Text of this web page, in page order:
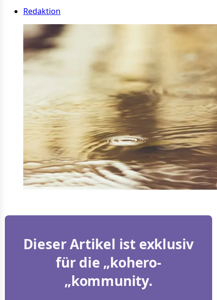
Redaktion
Dieser Artikel ist exklusiv
für die „kohero-
„kommunity.